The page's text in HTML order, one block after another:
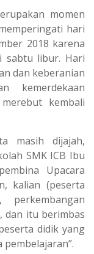
momen
hari
2018 karena
sabtu libur. Hari
dan keberanian
kemerdekaan
kembali
masih dijajah,
SMK ICB Ibu
Upacara
kalian (peserta
dan itu berimbas
didik yang
pembelajaran”.